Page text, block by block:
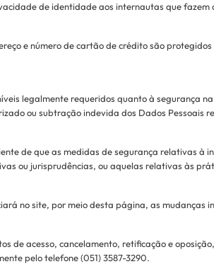
de identidade aos internautas que fazem
e número de cartão de crédito são
legalmente requeridos quanto à segurança
ou subtração indevida dos Dados Pessoais
de que as medidas de segurança relativas
ou jurisprudências, ou aquelas relativas às
no site, por meio desta página, as
de acesso, cancelamento, retificação e
pelo telefone (051) 3587-3290.